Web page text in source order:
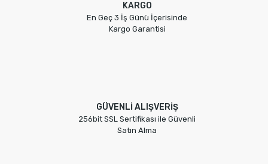
KARGO
En Geç 3 İş Günü İçerisinde
Kargo Garantisi
GÜVENLİ ALIŞVERİŞ
256bit SSL Sertifikası ile Güvenli
Satın Alma